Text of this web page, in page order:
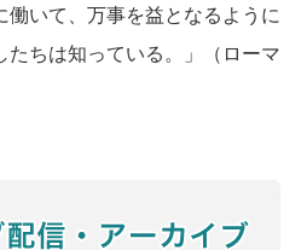
働いて、万事を益となるように
たちは知っている。」（ローマ